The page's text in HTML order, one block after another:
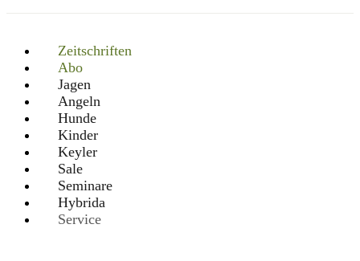
Zeitschriften
Abo
Jagen
Angeln
Hunde
Kinder
Keyler
Sale
Seminare
Hybrida
Service